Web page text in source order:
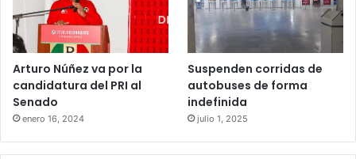
Arturo Núñez va por la
candidatura del PRI al
Senado
enero 16, 2024
Suspenden corridas de
autobuses de forma
indefinida
julio 1, 2025